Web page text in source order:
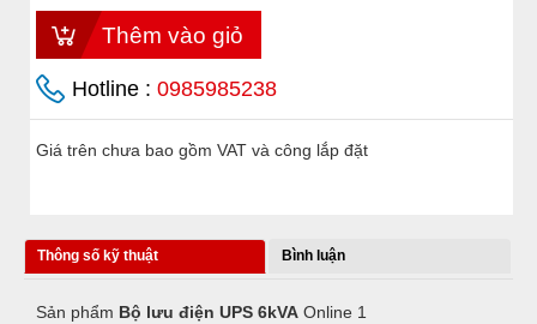
Hotline : 0985985238
Giá trên chưa bao gồm VAT và công lắp đặt
Thông số kỹ thuật Bình luận
Sản phẩm Bộ lưu điện UPS 6kVA Online 1